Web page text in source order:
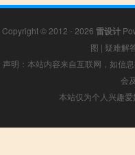
Copyright © 2012 - 2026 雷设计
图 | 疑难解
声明：本站内容来自互联网，如信
会
本站仅为个人兴趣